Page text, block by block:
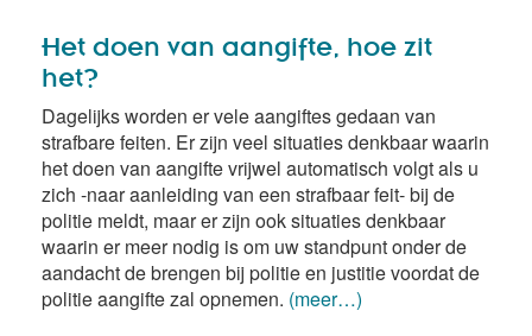
Het doen van aangifte, hoe zit
het?
Dagelijks worden er vele aangiftes gedaan van
strafbare feiten. Er zijn veel situaties denkbaar waarin
het doen van aangifte vrijwel automatisch volgt als u
zich -naar aanleiding van een strafbaar feit- bij de
politie meldt, maar er zijn ook situaties denkbaar
waarin er meer nodig is om uw standpunt onder de
aandacht de brengen bij politie en justitie voordat de
politie aangifte zal opnemen. (meer…)